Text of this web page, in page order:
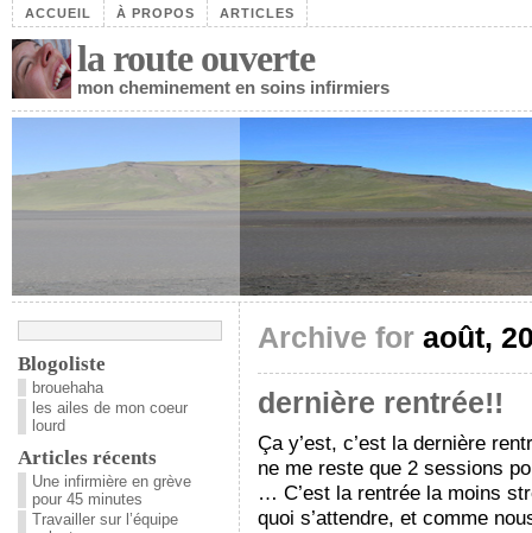
ACCUEIL À PROPOS ARTICLES
la route ouverte
mon cheminement en soins infirmiers
Archive for août,
dernière rentrée!!
Ça y’est, c’est la dernière
ne me reste que 2 sessions
… C’est la rentrée la moins
quoi s’attendre, et comme
Blogoliste
brouehaha
les ailes de mon coeur
lourd
Articles récents
Une infirmière en grève
pour 45 minutes
Travailler sur l’équipe